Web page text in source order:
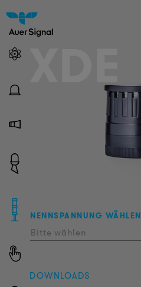
XDE
NENNSPANNUNG WÄHLEN
Bitte wählen
DOWNLOADS